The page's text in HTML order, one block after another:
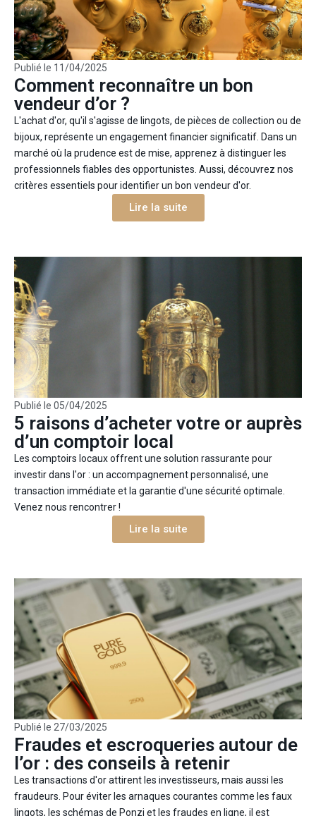
Publié le 11/04/2025
Comment reconnaître un bon
vendeur d’or ?
L'achat d'or, qu'il s'agisse de lingots, de pièces de collection ou de
bijoux, représente un engagement financier significatif. Dans un
marché où la prudence est de mise, apprenez à distinguer les
professionnels fiables des opportunistes. Aussi, découvrez nos
critères essentiels pour identifier un bon vendeur d'or.
Lire la suite
Publié le 05/04/2025
5 raisons d’acheter votre or auprès
d’un comptoir local
Les comptoirs locaux offrent une solution rassurante pour
investir dans l'or : un accompagnement personnalisé, une
transaction immédiate et la garantie d'une sécurité optimale.
Venez nous rencontrer !
Lire la suite
Publié le 27/03/2025
Fraudes et escroqueries autour de
l’or : des conseils à retenir
Les transactions d'or attirent les investisseurs, mais aussi les
fraudeurs. Pour éviter les arnaques courantes comme les faux
lingots, les schémas de Ponzi et les fraudes en ligne, il est